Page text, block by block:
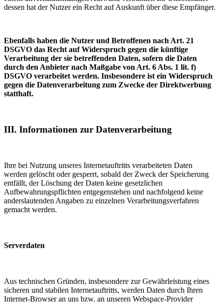
dessen hat der Nutzer ein Recht auf Auskunft über diese Empfänger.
Ebenfalls haben die Nutzer und Betroffenen nach Art. 21
DSGVO das Recht auf Widerspruch gegen die künftige
Verarbeitung der sie betreffenden Daten, sofern die Daten
durch den Anbieter nach Maßgabe von Art. 6 Abs. 1 lit. f)
DSGVO verarbeitet werden. Insbesondere ist ein Widerspruch
gegen die Datenverarbeitung zum Zwecke der Direktwerbung
statthaft.
III. Informationen zur Datenverarbeitung
Ihre bei Nutzung unseres Internetauftritts verarbeiteten Daten
werden gelöscht oder gesperrt, sobald der Zweck der Speicherung
entfällt, der Löschung der Daten keine gesetzlichen
Aufbewahrungspflichten entgegenstehen und nachfolgend keine
anderslautenden Angaben zu einzelnen Verarbeitungsverfahren
gemacht werden.
Serverdaten
Aus technischen Gründen, insbesondere zur Gewährleistung eines
sicheren und stabilen Internetauftritts, werden Daten durch Ihren
Internet-Browser an uns bzw. an unseren Webspace-Provider